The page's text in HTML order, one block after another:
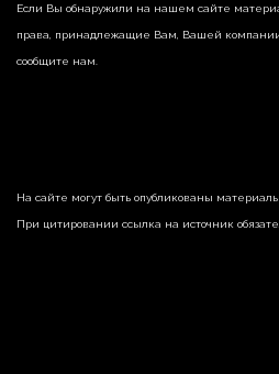
Если Вы обнаружили на нашем сайте
права, принадлежащие Вам, Вашей компании
сообщите нам.
На сайте могут быть опубликованы материалы
При цитировании ссылка на источник